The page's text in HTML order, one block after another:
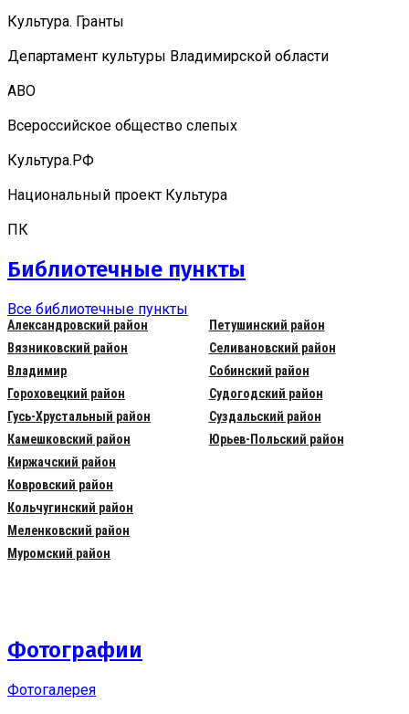
Культура. Гранты
Департамент культуры Владимирской области
АВО
Всероссийское общество слепых
Культура.РФ
Национальный проект Культура
ПК
Библиотечные пункты
Все библиотечные пункты
Александровский район
Вязниковский район
Владимир
Гороховецкий район
Гусь-Хрустальный район
Камешковский район
Киржачский район
Ковровский район
Кольчугинский район
Меленковский район
Муромский район
Петушинский район
Селивановский район
Собинский район
Судогодский район
Суздальский район
Юрьев-Польский район
Фотографии
Фотогалерея